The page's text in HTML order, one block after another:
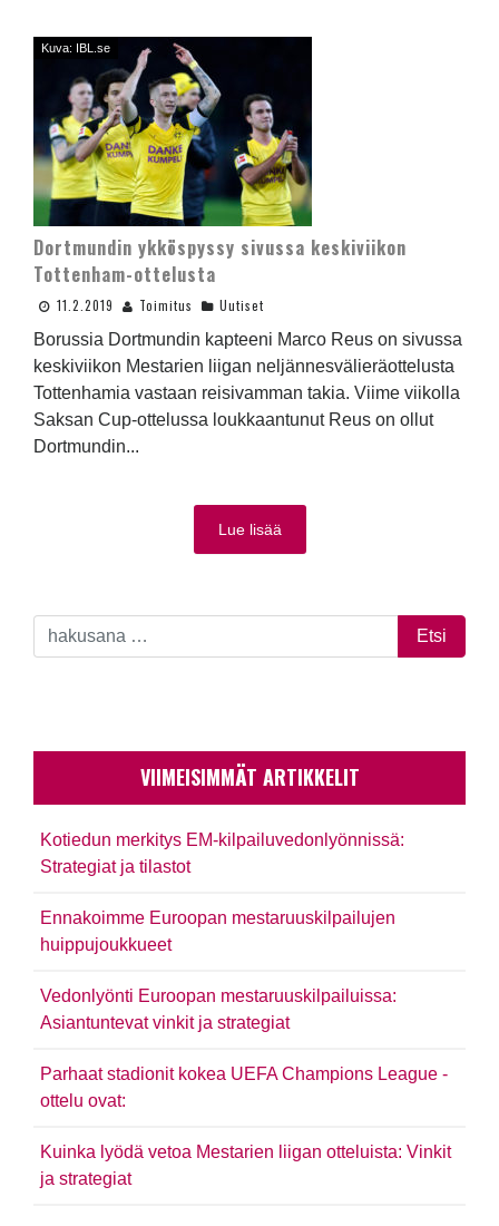
Kuva: IBL.se
Dortmundin ykköspyssy sivussa keskiviikon
Tottenham-ottelusta
11.2.2019 Toimitus Uutiset
Borussia Dortmundin kapteeni Marco Reus on sivussa
keskiviikon Mestarien liigan neljännesvälieräottelusta
Tottenhamia vastaan reisivamman takia. Viime viikolla
Saksan Cup-ottelussa loukkaantunut Reus on ollut
Dortmundin...
Lue lisää
VIIMEISIMMÄT ARTIKKELIT
Kotiedun merkitys EM-kilpailuvedonlyönnissä:
Strategiat ja tilastot
Ennakoimme Euroopan mestaruuskilpailujen
huippujoukkueet
Vedonlyönti Euroopan mestaruuskilpailuissa:
Asiantuntevat vinkit ja strategiat
Parhaat stadionit kokea UEFA Champions League -
ottelu ovat:
Kuinka lyödä vetoa Mestarien liigan otteluista: Vinkit
ja strategiat